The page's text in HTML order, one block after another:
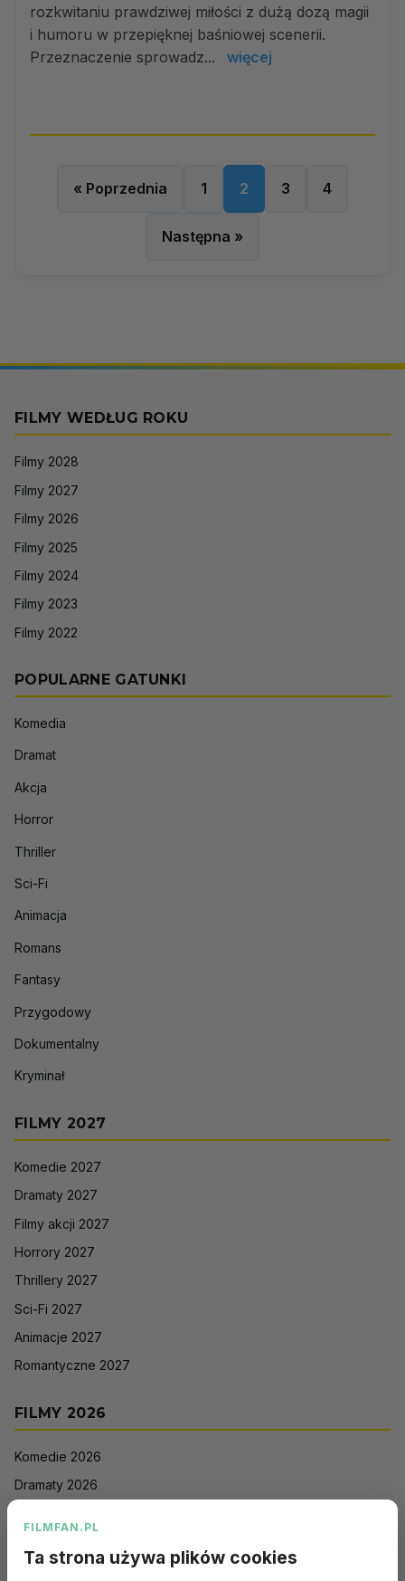
rozkwitaniu prawdziwej miłości z dużą dozą magii
i humoru w przepięknej baśniowej scenerii.
Przeznaczenie sprowadz...
więcej
« Poprzednia 1 2 3 4
Następna »
FILMY WEDŁUG ROKU
Filmy 2028
Filmy 2027
Filmy 2026
Filmy 2025
Filmy 2024
Filmy 2023
Filmy 2022
POPULARNE GATUNKI
Komedia
Dramat
Akcja
Horror
Thriller
Sci-Fi
Animacja
Romans
Fantasy
Przygodowy
Dokumentalny
Kryminał
FILMY 2027
Komedie 2027
Dramaty 2027
Filmy akcji 2027
Horrory 2027
Thrillery 2027
Sci-Fi 2027
Animacje 2027
Romantyczne 2027
FILMY 2026
Komedie 2026
Dramaty 2026
FILMFAN.PL
Ta strona używa plików cookies